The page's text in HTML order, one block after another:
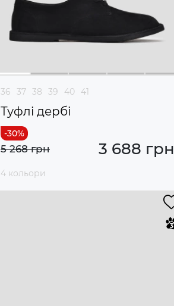
36 37 38 39 40 41
Туфлі дербі
3 688 грн
5 268 грн
4 кольори